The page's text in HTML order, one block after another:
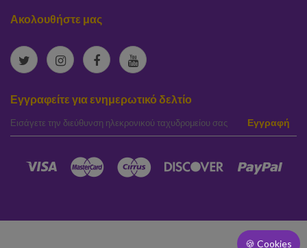
Ακολουθήστε μας
Εγγραφείτε για ενημερωτικό δελτίο
elta Εγγραφή
🍪 Cookies